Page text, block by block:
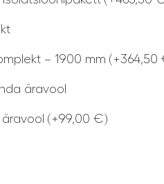
– 1900 mm (+364,50
äravool
äravool (+99,00 €)